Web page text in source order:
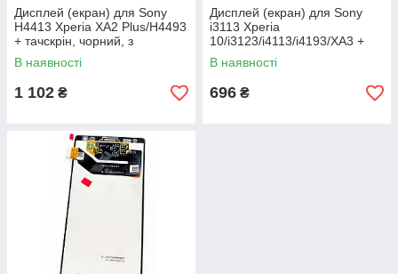
Дисплей (екран) для Sony
H4413 Xperia XA2 Plus/H4493
+ тачскрін, чорний, з
передньою панеллю,
оригінал
В наявності
1 102 ₴
Дисплей (екран) для Sony
i3113 Xperia
10/i3123/i4113/i4193/XA3 +
тачскрін, чорний, оригінал
В наявності
696 ₴